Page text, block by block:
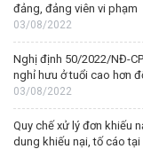
đảng, đảng viên vi phạm
03/08/2022
Nghị định 50/2022/NĐ-
nghỉ hưu ở tuổi cao hơn
03/08/2022
Quy chế xử lý đơn khiếu
dung khiếu nại, tố cáo tại